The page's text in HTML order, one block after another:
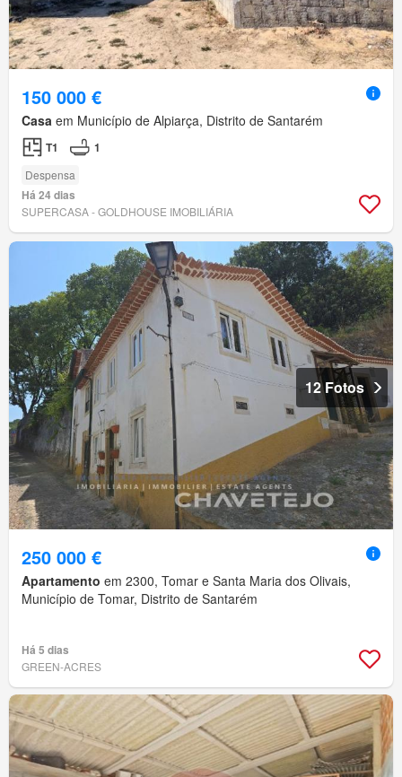
150 000 €
Casa em Município de Alpiarça, Distrito de Santarém
T1 1
Despensa
Há 24 dias
SUPERCASA - GOLDHOUSE IMOBILIÁRIA
12 Fotos
250 000 €
Apartamento em 2300, Tomar e Santa Maria dos Olivais,
Município de Tomar, Distrito de Santarém
Há 5 dias
GREEN-ACRES